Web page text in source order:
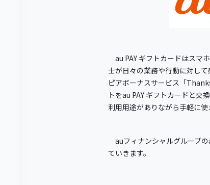
au PAY ギフトカードはスマ
士が日々の業務や行動に対し
ピアボーナスサービス「
トをau PAY ギフトカードと
利用用途がありながら手軽に使
auフィナンシャルグループ
ていきます。